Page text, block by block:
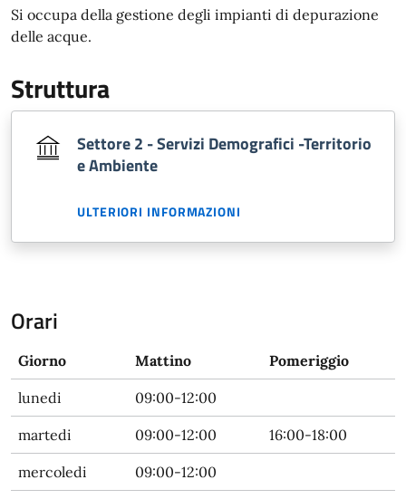
Si occupa della gestione degli impianti di depurazione
delle acque.
Struttura
Settore 2 - Servizi Demografici -Territorio
e Ambiente
ULTERIORI INFORMAZIONI
Orari
Giorno Mattino Pomeriggio
lunedi 09:00-12:00
martedi 09:00-12:00 16:00-18:00
mercoledi 09:00-12:00